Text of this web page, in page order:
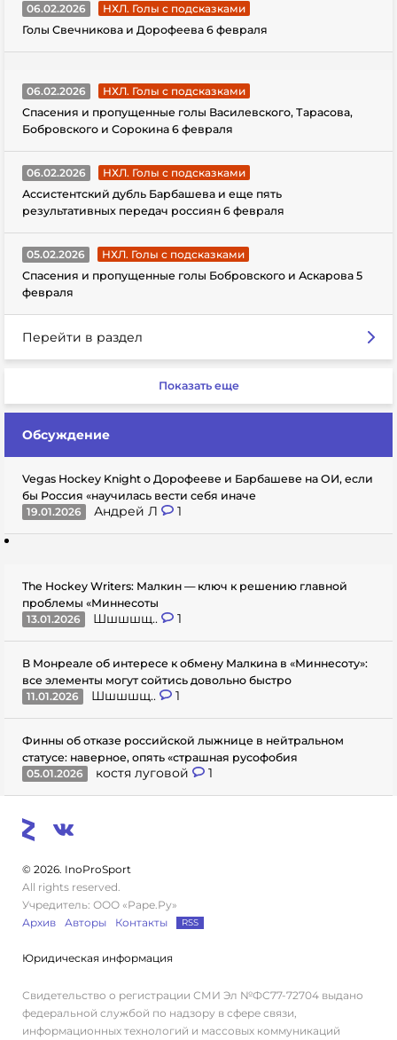
06.02.2026
НХЛ. Голы с подсказками
Голы Свечникова и Дорофеева 6 февраля
06.02.2026
НХЛ. Голы с подсказками
Спасения и пропущенные голы Василевского, Тарасова,
Бобровского и Сорокина 6 февраля
06.02.2026
НХЛ. Голы с подсказками
Ассистентский дубль Барбашева и еще пять
результативных передач россиян 6 февраля
05.02.2026
НХЛ. Голы с подсказками
Спасения и пропущенные голы Бобровского и Аскарова 5
февраля
Перейти в раздел
Показать еще
Обсуждение
Vegas Hockey Knight о Дорофееве и Барбашеве на ОИ, если
бы Россия «научилась вести себя иначе
19.01.2026
Андрей Л 1
The Hockey Writers: Малкин — ключ к решению главной
проблемы «Миннесоты
13.01.2026
Шшшшщ.. 1
В Монреале об интересе к обмену Малкина в «Миннесоту»:
все элементы могут сойтись довольно быстро
11.01.2026
Шшшшщ.. 1
Финны об отказе российской лыжнице в нейтральном
статусе: наверное, опять «страшная русофобия
05.01.2026
костя луговой 1
© 2026. InoProSport
All rights reserved.
Учредитель: ООО «Раре.Ру»
Архив
Авторы Контакты RSS
Юридическая информация
Свидетельство о регистрации СМИ Эл №ФС77-72704 выдано
федеральной службой по надзору в сфере связи,
информационных технологий и массовых коммуникаций